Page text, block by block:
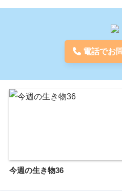
電話でお
今週の生き物36